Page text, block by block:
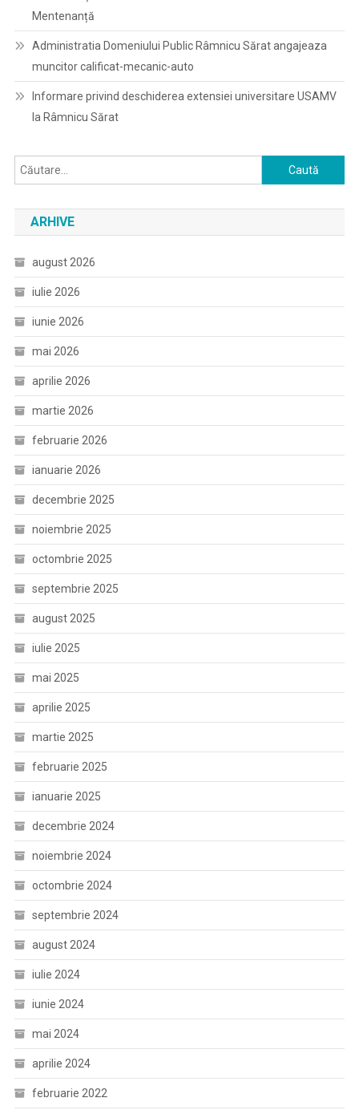
Mentenanță
Administratia Domeniului Public Râmnicu Sărat angajeaza
muncitor calificat-mecanic-auto
Informare privind deschiderea extensiei universitare USAMV
la Râmnicu Sărat
Caută
după:
ARHIVE
august 2026
iulie 2026
iunie 2026
mai 2026
aprilie 2026
martie 2026
februarie 2026
ianuarie 2026
decembrie 2025
noiembrie 2025
octombrie 2025
septembrie 2025
august 2025
iulie 2025
mai 2025
aprilie 2025
martie 2025
februarie 2025
ianuarie 2025
decembrie 2024
noiembrie 2024
octombrie 2024
septembrie 2024
august 2024
iulie 2024
iunie 2024
mai 2024
aprilie 2024
februarie 2022